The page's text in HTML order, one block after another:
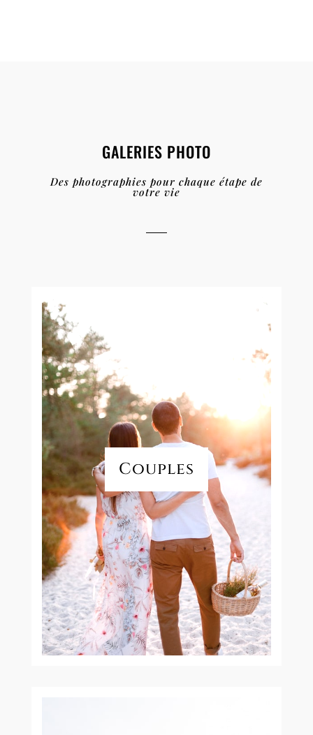
GALERIES PHOTO
Des photographies pour chaque étape de
votre vie
Couples